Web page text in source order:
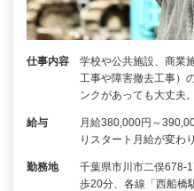
仕事内容
学校や公共施設、商業
工事や障害撤去工事）
ンクがあっても大丈夫
給与
月給380,000円～
りスタート月給が変わ
勤務地
千葉県市川市二俣678-
歩20分、各線「西船